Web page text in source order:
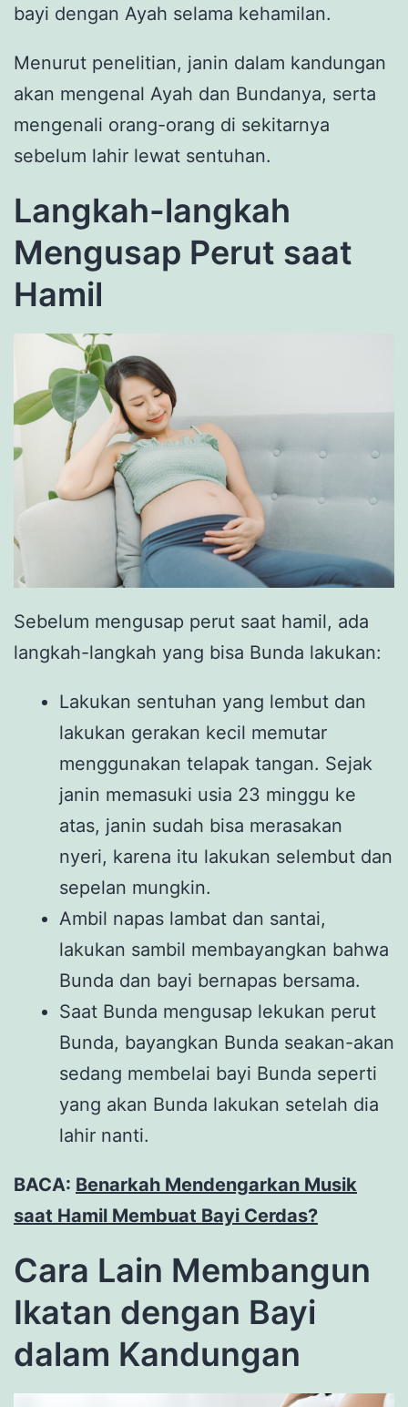
bayi dengan Ayah selama kehamilan.
Menurut penelitian, janin dalam kandungan
akan mengenal Ayah dan Bundanya, serta
mengenali orang-orang di sekitarnya
sebelum lahir lewat sentuhan.
Langkah-langkah
Mengusap Perut saat
Hamil
Sebelum mengusap perut saat hamil, ada
langkah-langkah yang bisa Bunda lakukan:
Lakukan sentuhan yang lembut dan
lakukan gerakan kecil memutar
menggunakan telapak tangan. Sejak
janin memasuki usia 23 minggu ke
atas, janin sudah bisa merasakan
nyeri, karena itu lakukan selembut dan
sepelan mungkin.
Ambil napas lambat dan santai,
lakukan sambil membayangkan bahwa
Bunda dan bayi bernapas bersama.
Saat Bunda mengusap lekukan perut
Bunda, bayangkan Bunda seakan-akan
sedang membelai bayi Bunda seperti
yang akan Bunda lakukan setelah dia
lahir nanti.
BACA: Benarkah Mendengarkan Musik
saat Hamil Membuat Bayi Cerdas?
Cara Lain Membangun
Ikatan dengan Bayi
dalam Kandungan